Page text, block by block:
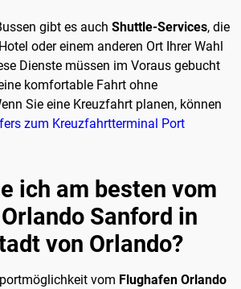
gibt es auch Shuttle-Services, die
oder einem anderen Ort Ihrer Wahl
Dienste müssen im Voraus gebucht
komfortable Fahrt ohne
Sie eine Kreuzfahrt planen, können
zum Kreuzfahrtterminal Port
ich am besten vom
Sanford in
von Orlando?
vom Flughafen Orlando